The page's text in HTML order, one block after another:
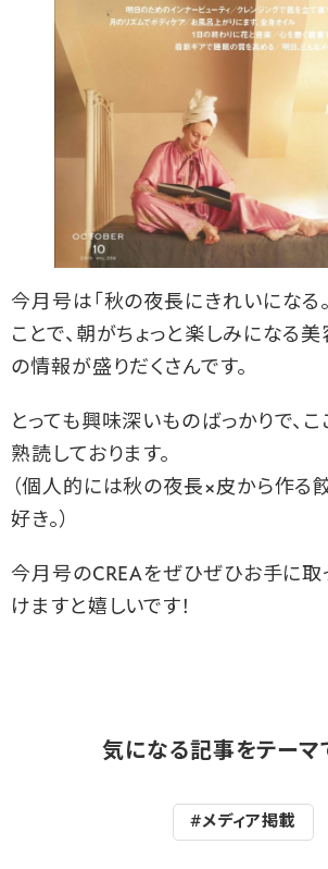
今月号は「秋の夜長にきれいになる
ことで、朝がちょっと楽しみになる
の情報が盛りだくさんです。
とっても興味深いものばっかりで、
熟読しております。
（個人的には秋の夜長×皮から作る
好き。）
今月号のCREAをぜひぜひお手に取
けますと嬉しいです！
気になる記事をテーマ
#メディア掲載